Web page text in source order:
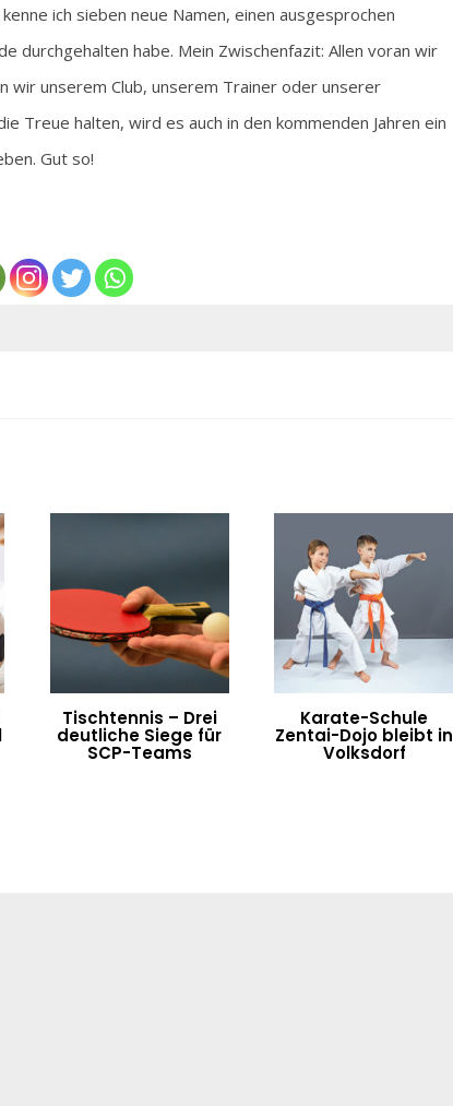
ich sieben neue Namen, einen ausgesprochen
durchgehalten habe. Mein Zwischenfazit: Allen voran wir
wir unserem Club, unserem Trainer oder unserer
Treue halten, wird es auch in den kommenden Jahren ein
Gut so!
Tischtennis – Drei
deutliche Siege für
SCP-Teams
Karate-Schule
Zentai-Dojo bleibt in
Volksdorf